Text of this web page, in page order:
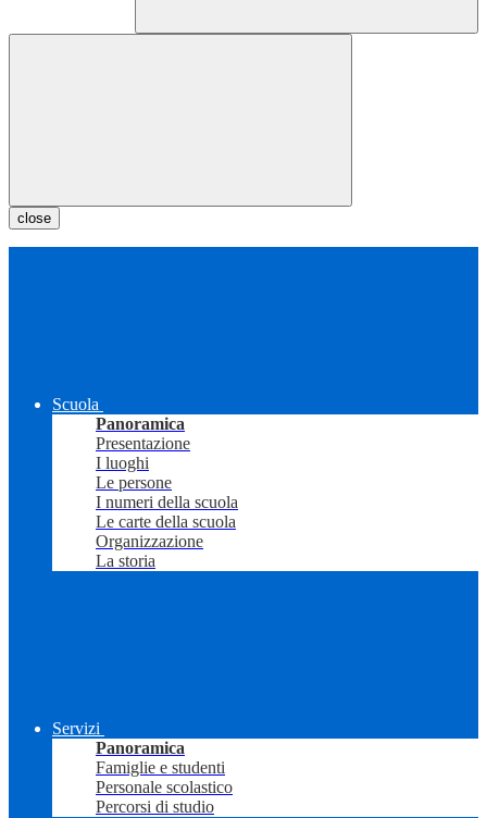
close
Scuola
Panoramica
Presentazione
I luoghi
Le persone
I numeri della scuola
Le carte della scuola
Organizzazione
La storia
Servizi
Panoramica
Famiglie e studenti
Personale scolastico
Percorsi di studio